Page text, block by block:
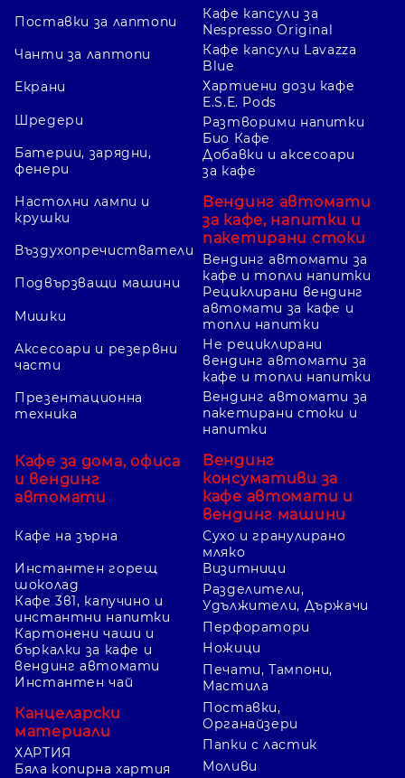
Поставки за лаптопи
Чанти за лаптопи
Екрани
Шредери
Батерии, зарядни,
фенери
Настолни лампи и
крушки
Въздухопречистватели
Подвързващи машини
Мишки
Аксесоари и резервни
части
Презентационна
техника
Кафе за дома, офиса
и вендинг
автомати
Кафе на зърна
Кафе капсули за
Nespresso Original
Кафе капсули Lavazza
Blue
Хартиени дози кафе
E.S.E. Pods
Разтворими напитки
Био Кафе
Добавки и аксесоари
за кафе
Вендинг автомати
за кафе, напитки и
пакетирани стоки
Вендинг автомати за
кафе и топли напитки
Рециклирани вендинг
автомати за кафе и
топли напитки
Не рециклирани
вендинг автомати за
кафе и топли напитки
Вендинг автомати за
пакетирани стоки и
напитки
Вендинг
консумативи за
кафе автомати и
вендинг машини
Сухо и гранулирано
мляко
Инстантен горещ
шоколад
Кафе 3в1, капучино и
инстантни напитки
Картонени чаши и
бъркалки за кафе и
вендинг автомати
Инстантен чай
Канцеларски
материали
ХАРТИЯ
Бяла копирна хартия
Визитници
Разделители,
Удължители, Държачи
Перфоратори
Ножици
Печати, Тампони,
Мастила
Поставки,
Органайзери
Папки с ластик
Моливи